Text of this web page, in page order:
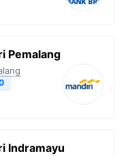
Pemalang
Indramayu